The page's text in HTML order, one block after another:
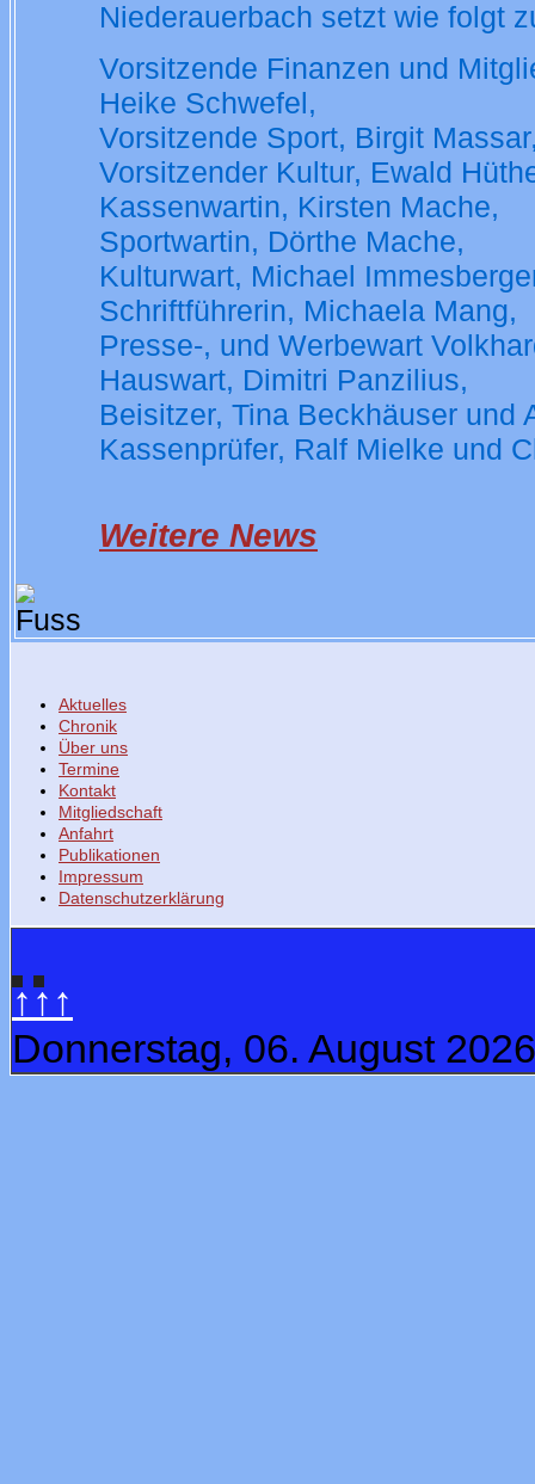
Niederauerbach setzt wie folgt
Vorsitzende Finanzen und
Heike Schwefel,
Vorsitzende Sport, Birgit
Vorsitzender Kultur, Ewald
Kassenwartin, Kirsten Mache,
Sportwartin, Dörthe Mache,
Kulturwart, Michael
Schriftführerin, Michaela Mang,
Presse-, und Werbewart
Hauswart, Dimitri Panzilius,
Beisitzer, Tina Beckhäuser und
Kassenprüfer, Ralf Mielke und
Weitere News
Aktuelles
Chronik
Über uns
Termine
Kontakt
Mitgliedschaft
Anfahrt
Publikationen
Impressum
Datenschutzerklärung
↑↑↑
Donnerstag, 06. August 2026